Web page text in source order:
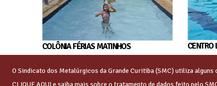
COLÔNIA FÉRIAS MATINHOS CENTRO
O Sindicato dos Metalúrgicos da Grande Curitiba (SMC) utiliza
CLIQUE AQUIe saiba mais sobre o tratamento de dados feito pelo